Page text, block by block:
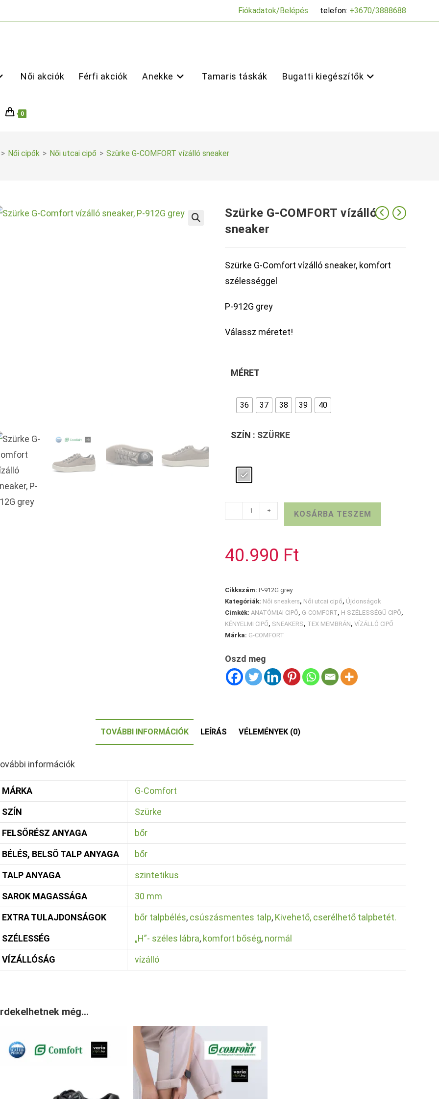
Fiókadatok/Belépés telefon: +3670/3888688
Női akciók Férfi akciók Anekke Tamaris táskák Bugatti kiegészítők
0
> Női cipők > Női utcai cipő > Szürke G-COMFORT vízálló sneaker
Szürke G-COMFORT vízálló
sneaker
Szürke G-Comfort vízálló sneaker, komfort
szélességgel
P-912G grey
Válassz méretet!
MÉRET
36 37 38 39 40
SZÍN : SZÜRKE
G-
sneaker
- + KOSÁRBA TESZEM
40.990 Ft
Cikkszám:P-912G grey
Kategóriák: Női sneakers, Női utcai cipő, Újdonságok
Címkék:ANATÓMIAI CIPŐ, G-COMFORT, H SZÉLESSÉGŰ CIPŐ,
KÉNYELMI CIPŐ, SNEAKERS, TEX MEMBRÁN,VÍZÁLLÓ CIPŐ
Márka: G-COMFORT
Oszd meg
TOVÁBBI INFORMÁCIÓK LEÍRÁS VÉLEMÉNYEK (0)
információk
MÁRKA G-Comfort
SZÍN Szürke
FELSŐRÉSZ ANYAGA bőr
BÉLÉS, BELSŐ TALP ANYAGA bőr
TALP ANYAGA szintetikus
SAROK MAGASSÁGA 30 mm
EXTRA TULAJDONSÁGOK bőr talpbélés, csúszásmentes talp, Kivehető, cserélhető talpbetét.
SZÉLESSÉG „H”- széles lábra, komfort bőség, normál
VÍZÁLLÓSÁG vízálló
még…